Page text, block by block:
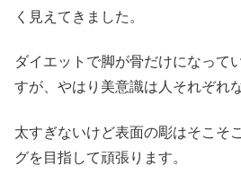
く見えてきました。
ダイエットで脚が骨だけになって
すが、やはり美意識は人それぞれ
太すぎないけど表面の彫はそこそ
グを目指して頑張ります。